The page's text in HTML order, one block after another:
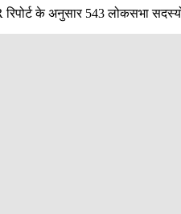
रिपोर्ट के अनुसार 543 लोकसभा